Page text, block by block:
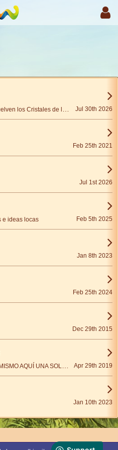
Jul 30th 2026
Feb 25th 2021
Jul 1st 2026
e ideas locas Feb 5th 2025
Jan 8th 2023
Feb 25th 2024
Dec 29th 2015
Apr 29th 2019
Jan 10th 2023